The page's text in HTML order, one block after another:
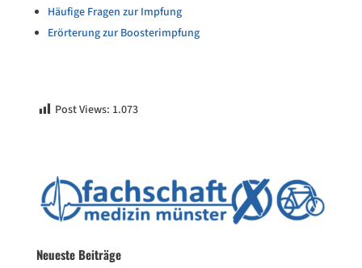
Häufige Fragen zur Impfung
Erörterung zur Boosterimpfung
Post Views: 1.073
Neueste Beiträge